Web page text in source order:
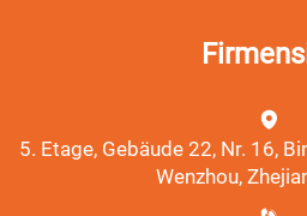
5. Etage, Gebäude 22, Nr. 16,
Wenzhou,